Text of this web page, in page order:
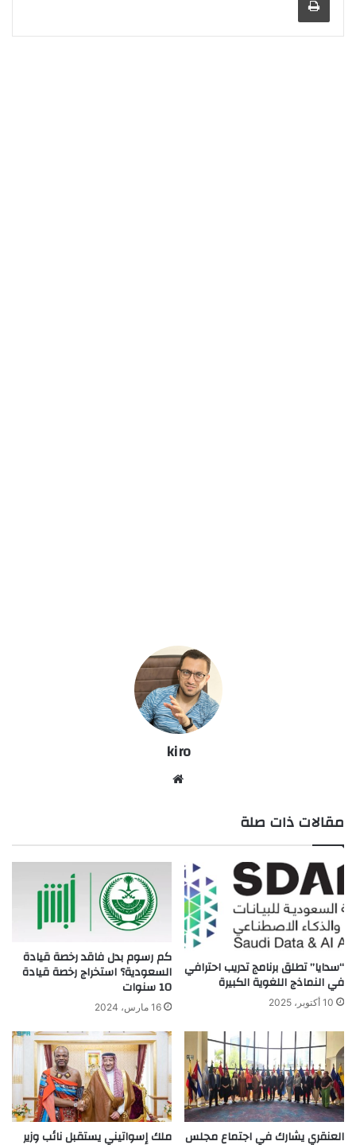
kiro
مقالات ذات صلة
“سدايا” تطلق برنامج تدريب احترافي
في النماذج اللغوية الكبيرة
10 أكتوبر، 2025
كم رسوم بدل فاقد رخصة قيادة
السعودية؟ استخراج رخصة قيادة
10 سنوات
16 مارس، 2024
العنقري يشارك في اجتماع مجلس ملك إسواتيني يستقبل نائب وزير